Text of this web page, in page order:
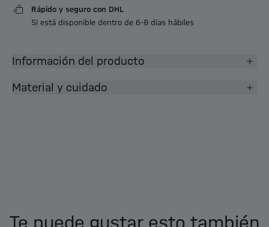
Rápido y seguro con DHL
Si está disponible dentro de 6-8 días hábiles
Información del producto
Material y cuidado